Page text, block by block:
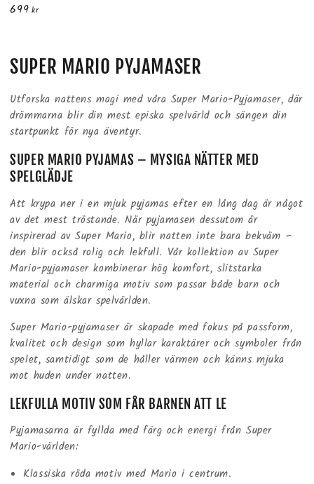
Ordinarie
699 kr
SAMLING:
SUPER MARIO PYJAMASER
Utforska nattens magi med våra Super Mario-Pyjamaser, där
drömmarna blir din mest episka spelvärld och sängen din
startpunkt för nya äventyr.
SUPER MARIO PYJAMAS – MYSIGA NÄTTER MED
SPELGLÄDJE
Att krypa ner i en mjuk pyjamas efter en lång dag är något
av det mest tröstande. När pyjamasen dessutom är
inspirerad av Super Mario, blir natten inte bara bekväm –
den blir också rolig och lekfull. Vår kollektion av Super
Mario-pyjamaser kombinerar hög komfort, slitstarka
material och charmiga motiv som passar både barn och
vuxna som älskar spelvärlden.
Super Mario-pyjamaser är skapade med fokus på passform,
kvalitet och design som hyllar karaktärer och symboler från
spelet, samtidigt som de håller värmen och känns mjuka
mot huden under natten.
LEKFULLA MOTIV SOM FÅR BARNEN ATT LE
Pyjamasarna är fyllda med färg och energi från Super
Mario-världen:
Klassiska röda motiv med Mario i centrum.